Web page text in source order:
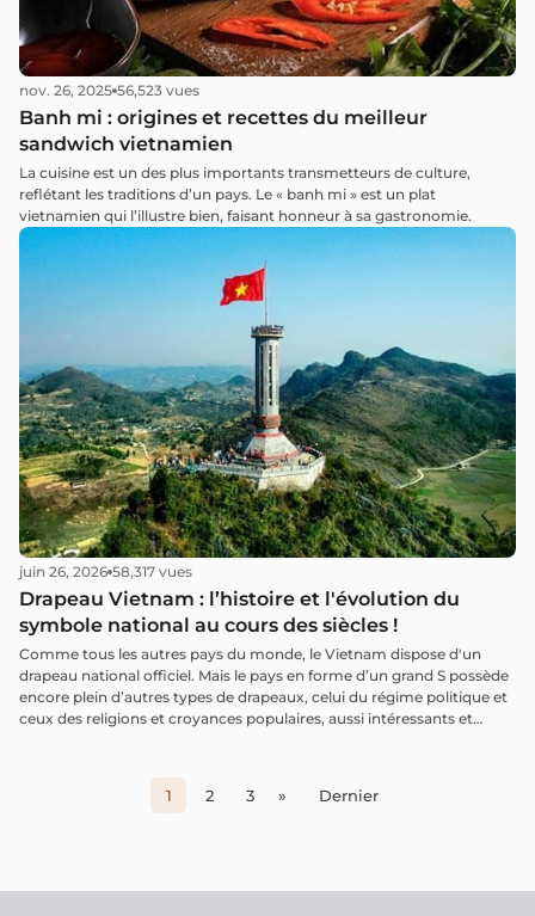
nov. 26, 2025 56,523 vues
Banh mi : origines et recettes du meilleur
sandwich vietnamien
La cuisine est un des plus importants transmetteurs de culture,
reflétant les traditions d’un pays. Le « banh mi » est un plat
vietnamien qui l’illustre bien, faisant honneur à sa gastronomie.
juin 26, 2026 58,317 vues
Drapeau Vietnam : l’histoire et l'évolution du
symbole national au cours des siècles !
Comme tous les autres pays du monde, le Vietnam dispose d'un
drapeau national officiel. Mais le pays en forme d’un grand S possède
encore plein d’autres types de drapeaux, celui du régime politique et
ceux des religions et croyances populaires, aussi intéressants et
1 2 3 » Dernier